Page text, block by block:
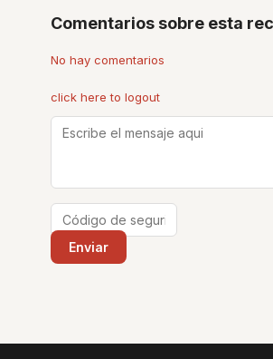
Comentarios sobre esta
No hay comentarios
click here to logout